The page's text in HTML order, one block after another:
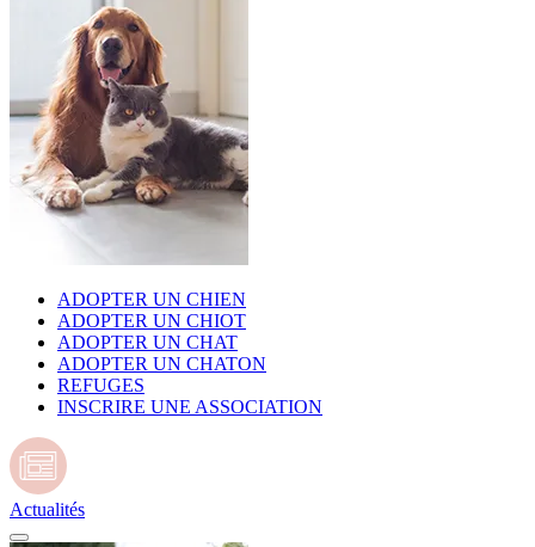
ADOPTER UN CHIEN
ADOPTER UN CHIOT
ADOPTER UN CHAT
ADOPTER UN CHATON
REFUGES
INSCRIRE UNE ASSOCIATION
Actualités